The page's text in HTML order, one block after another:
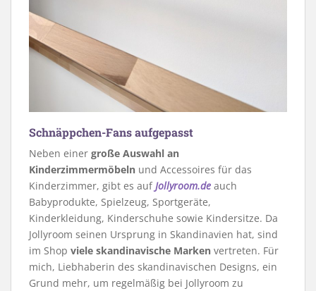
Schnäppchen-Fans aufgepasst
Neben einer große Auswahl an
Kinderzimmermöbeln und Accessoires für das
Kinderzimmer, gibt es aufJollyroom.de auch
Babyprodukte, Spielzeug, Sportgeräte,
Kinderkleidung, Kinderschuhe sowie Kindersitze. Da
Jollyroom seinen Ursprung in Skandinavien hat, sind
im Shop viele skandinavische Marken vertreten. Für
mich, Liebhaberin des skandinavischen Designs, ein
Grund mehr, um regelmäßig bei Jollyroom zu